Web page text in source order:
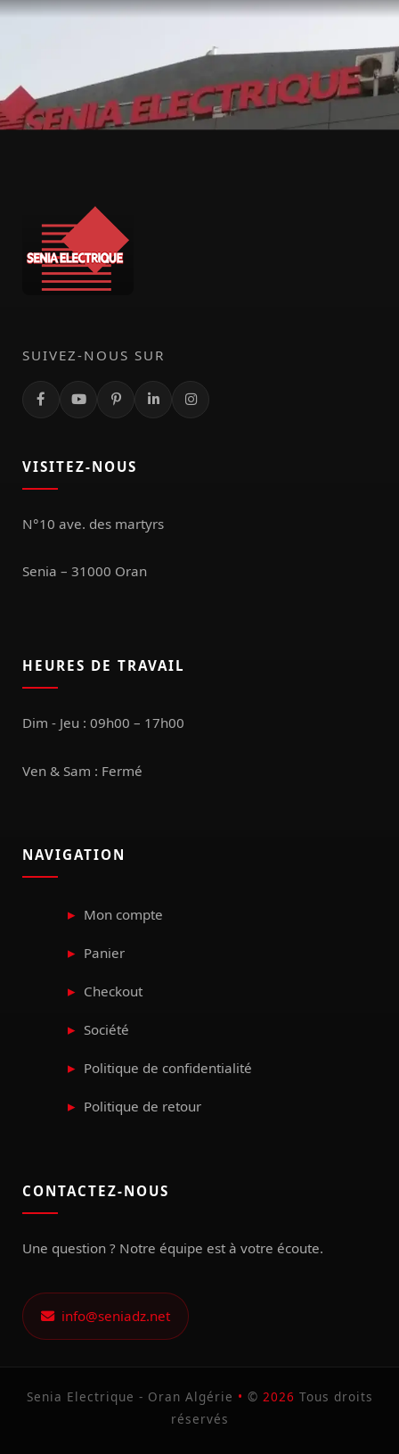
SUIVEZ-NOUS SUR
VISITEZ-NOUS
N°10 ave. des martyrs
Senia – 31000 Oran
HEURES DE TRAVAIL
Dim - Jeu : 09h00 – 17h00
Ven & Sam : Fermé
NAVIGATION
Mon compte
Panier
Checkout
Société
Politique de confidentialité
Politique de retour
CONTACTEZ-NOUS
Une question ? Notre équipe est à votre écoute.
info@seniadz.net
Senia Electrique - Oran Algérie • © 2026 Tous droits
réservés